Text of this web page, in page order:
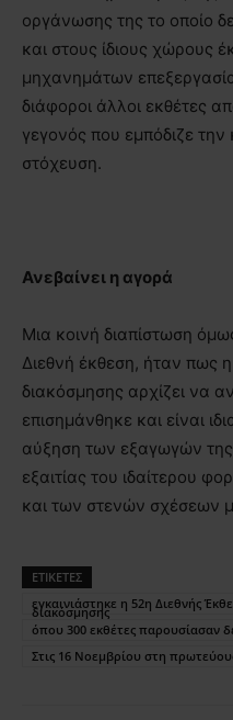
οργάνωσης της το οποίο
και στους ίδιους χώρους
μηχανημάτων
διάφοροι άλλοι εκθέτες
γεγονός που εμπόδιζε την
στόχευση.
Ανεβαίνει η αγορά
Μια κοινή διαπίστωση
Διεθνή έκθεση, ήταν πως
διακόσμησης αρχίζει να
επισημάνθηκε και είναι
αύξηση των εξαγωγών
εξαιτίας του ιδαίτερου
και των στενών σχέσεων
ΕΤΙΚΕΤΕΣ
εγκαινιάστηκε η 52η Διεθνής
διακόσμησης
όπου 300 εκθέτες παρουσίασαν
Στις 16 Νοεμβρίου στη